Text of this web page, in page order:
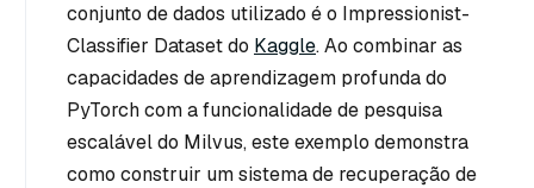
conjunto de dados utilizado é o Impressionist-
Classifier Dataset do Kaggle. Ao combinar as
capacidades de aprendizagem profunda do
PyTorch com a funcionalidade de pesquisa
escalável do Milvus, este exemplo demonstra
como construir um sistema de recuperação de